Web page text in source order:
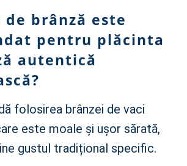
de brânză este
pentru plăcinta
autentică
folosirea brânzei de vaci
este moale și ușor sărată,
gustul tradițional specific.